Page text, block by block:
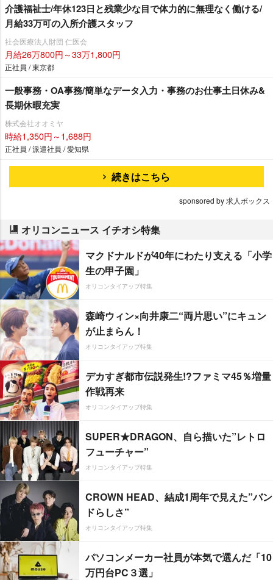
介護福祉士/年休123日と残業少な目で体力的に無理なく働ける/
月給33万可の入所介護スタッフ
社会医療法人財団 仁医会
月給26万800円～33万1,800円
正社員 / 東京都
一般事務・OA事務/簡単なデータ入力・事務のお仕事土日休み&
長期休暇充実
株式会社オオミヤ
時給1,350円～1,688円
正社員 / 派遣社員 / 愛知県
続きはこちら
sponsored by 求人ボックス
オリコンニュース イチオシ特集
マクドナルドが40年にわたり支える「小学
生の甲子園」
オリコンタイアップ特集
森崎ウィン×向井康二“両片思い”にキュン
が止まらん！
オリコンタイアップ特集
デカすぎ都市伝説発生!?ファミマ45％増量
作戦再来
オリコンタイアップ特集
SUPER★DRAGON、自ら描いた”レトロ
フューチャー”
オリコンタイアップ特集
CROWN HEAD、結成1周年で見えた”バン
ドらしさ”
オリコンタイアップ特集
パソコンメーカー社員が本気で選んだ「10
万円台PC３選」